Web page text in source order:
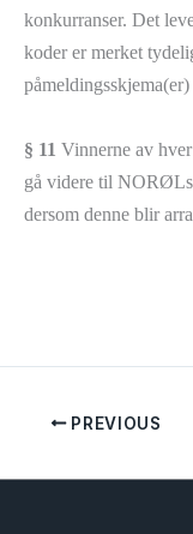
konkurranser. Det
koder er merket
§ 11 Vinnerne av
gå videre til
dersom denne blir
PREVIOUS